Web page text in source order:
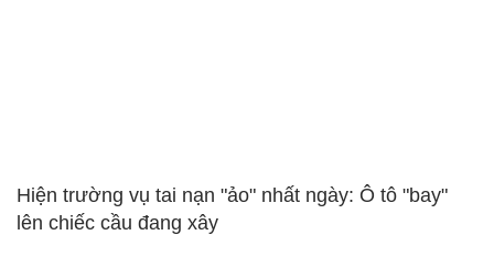
Hiện trường vụ tai nạn "ảo" nhất ngày: Ô tô "bay"
lên chiếc cầu đang xây